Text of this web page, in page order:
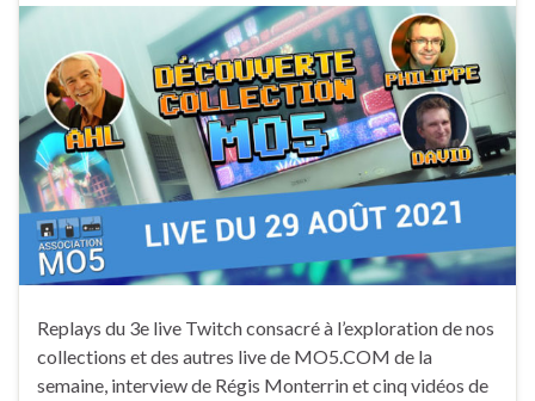
Replays du 3e live Twitch consacré à l’exploration de nos
collections et des autres live de MO5.COM de la
semaine, interview de Régis Monterrin et cinq vidéos de